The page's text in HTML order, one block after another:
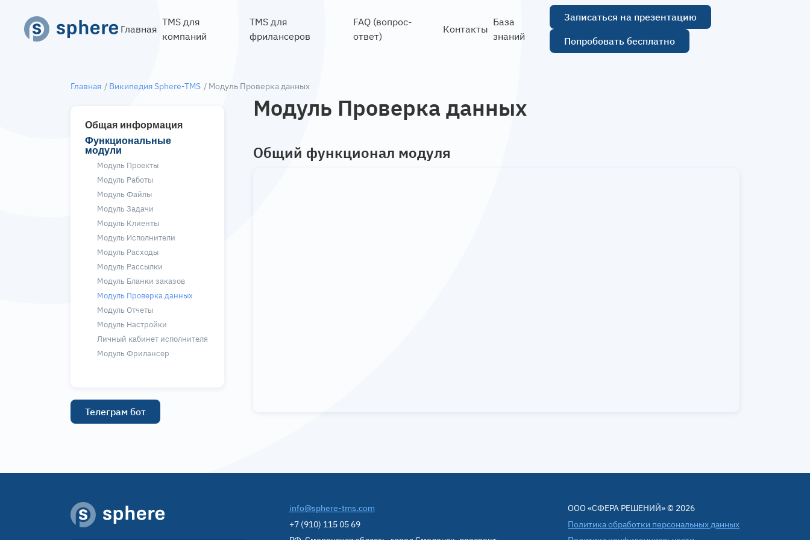
Главная
TMS для
компаний
TMS для
фрилансеров
FAQ (вопрос-
ответ)
Контакты
База
знаний
Записаться на презентацию
Попробовать бесплатно
Главная / Википедия Sphere-TMS / Модуль Проверка данных
Общая информация
Функциональные
модули
Модуль Проекты
Модуль Работы
Модуль Файлы
Модуль Задачи
Модуль Клиенты
Модуль Исполнители
Модуль Расходы
Модуль Рассылки
Модуль Бланки заказов
Модуль Проверка данных
Модуль Отчеты
Модуль Настройки
Личный кабинет исполнителя
Модуль Фрилансер
Телеграм бот
Модуль Проверка данных
Общий функционал модуля
info@sphere-tms.com
+7 (910) 115 05 69
ООО «СФЕРА РЕШЕНИЙ» © 2026
Политика обработки персональных данных